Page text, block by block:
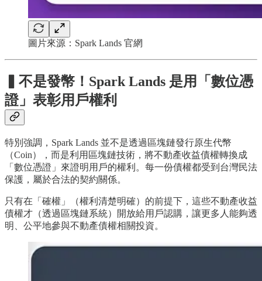
圖片來源：Spark Lands 官網
不是發幣！Spark Lands 是用「數位憑
證」表彰用戶權利
特別強調，Spark Lands 並不是透過區塊鏈發行原生代幣
（Coin），而是利用區塊鏈技術，將不動產收益債權轉換成
「數位憑證」來證明用戶的權利。每一份債權都受到台灣民法
保護，屬於合法的契約關係。
只有在「確權」（權利清楚明確）的前提下，這些不動產收益
債權才（透過區塊鏈系統）開放給用戶認購，讓更多人能夠透
明、公平地參與不動產債權相關投資。